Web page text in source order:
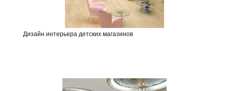
Дизайн интерьера детских магазинов